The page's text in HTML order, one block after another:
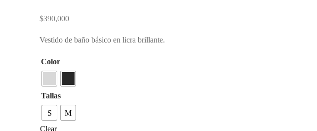
$390,000
Vestido de baño básico en licra brillante.
Color
Tallas
S
M
Clear